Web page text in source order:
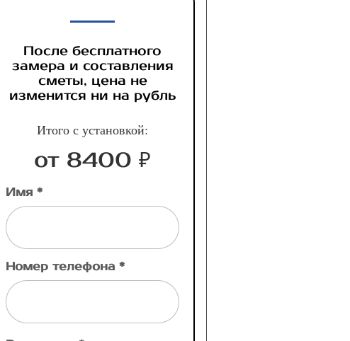
После бесплатного
замера и составления
сметы, цена не
изменится ни на рубль
Итого с установкой:
от 8400 ₽
Имя *
Номер телефона *